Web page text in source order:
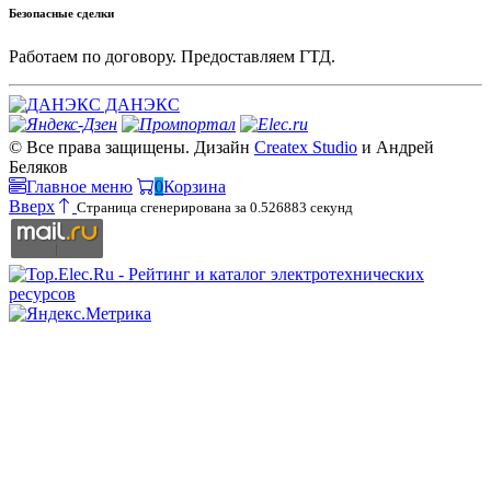
Безопасные сделки
Работаем по договору. Предоставляем ГТД.
ДАНЭКС
© Все права защищены. Дизайн Createx Studio и Андрей
Беляков
Главное меню
0Корзина
Вверх
Страница сгенерирована за 0.526883 секунд